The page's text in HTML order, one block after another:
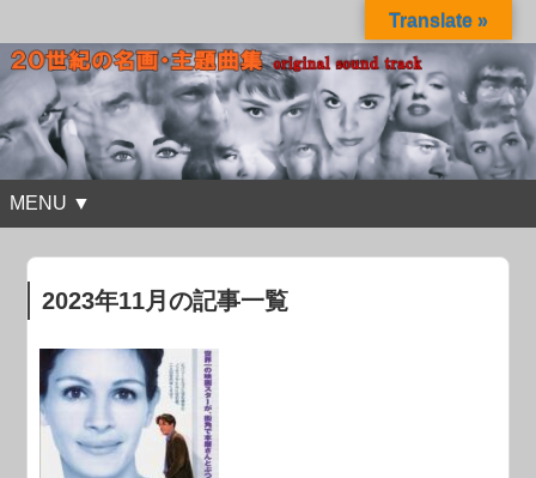
MENU ▼
2023年11月の記事一覧
Translate »